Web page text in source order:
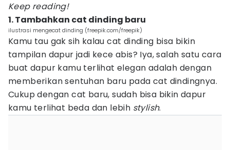
Keep reading!
1. Tambahkan cat dinding baru
ilustrasi mengecat dinding (freepik.com/freepik)
Kamu tau gak sih kalau cat dinding bisa bikin
tampilan dapur jadi kece abis? Iya, salah satu cara
buat dapur kamu terlihat elegan adalah dengan
memberikan sentuhan baru pada cat dindingnya.
Cukup dengan cat baru, sudah bisa bikin dapur
kamu terlihat beda dan lebih stylish.